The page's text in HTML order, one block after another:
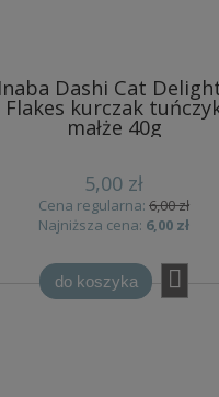
Inaba Dashi Cat
Flakes kurczak
małże 40g
5,00 zł
Cena regularna: 6,00 zł
Najniższa cena: 6,00 zł
do koszyka